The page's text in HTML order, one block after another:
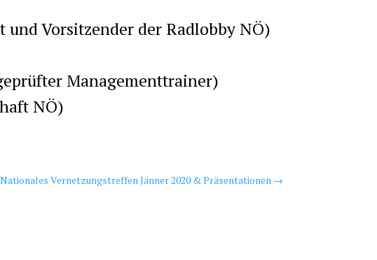
Vorsitzender der Radlobby NÖ)
Managementtrainer)
NÖ)
Vernetzungstreffen Jänner 2020 & Präsentationen→